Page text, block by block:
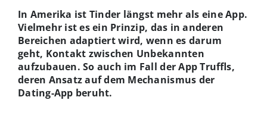
In Amerika ist Tinder längst mehr als eine App.
Vielmehr ist es ein Prinzip, das in anderen
Bereichen adaptiert wird, wenn es darum
geht, Kontakt zwischen Unbekannten
aufzubauen. So auch im Fall der App Truffls,
deren Ansatz auf dem Mechanismus der
Dating-App beruht.